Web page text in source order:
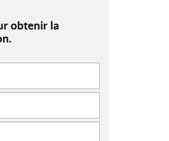
obtenir la